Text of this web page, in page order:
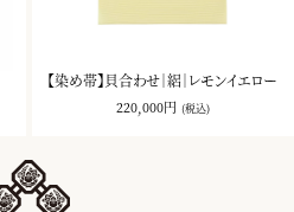
【染め帯】貝合わせ｜絽｜レモンイエロー
220,000円 (税込)